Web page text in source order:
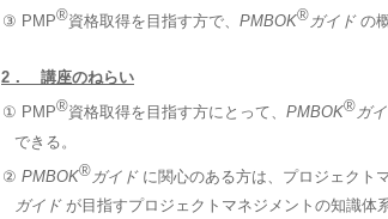
③ PMP®資格取得を目指す方で、 PMBOK®ガイドの
2． 講座のねらい
① PMP®資格取得を目指す方にとって、 PMBOK®ガ
できる。
② PMBOK®ガイドに関心のある方は、プロジェクト
ガイドが目指すプロジェクトマネジメントの知識体